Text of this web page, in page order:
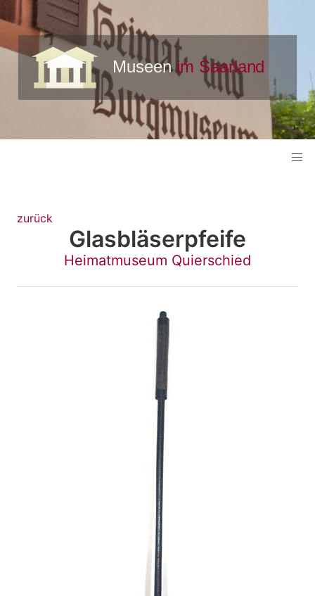
zurück
Glasbläserpfeife
Heimatmuseum Quierschied